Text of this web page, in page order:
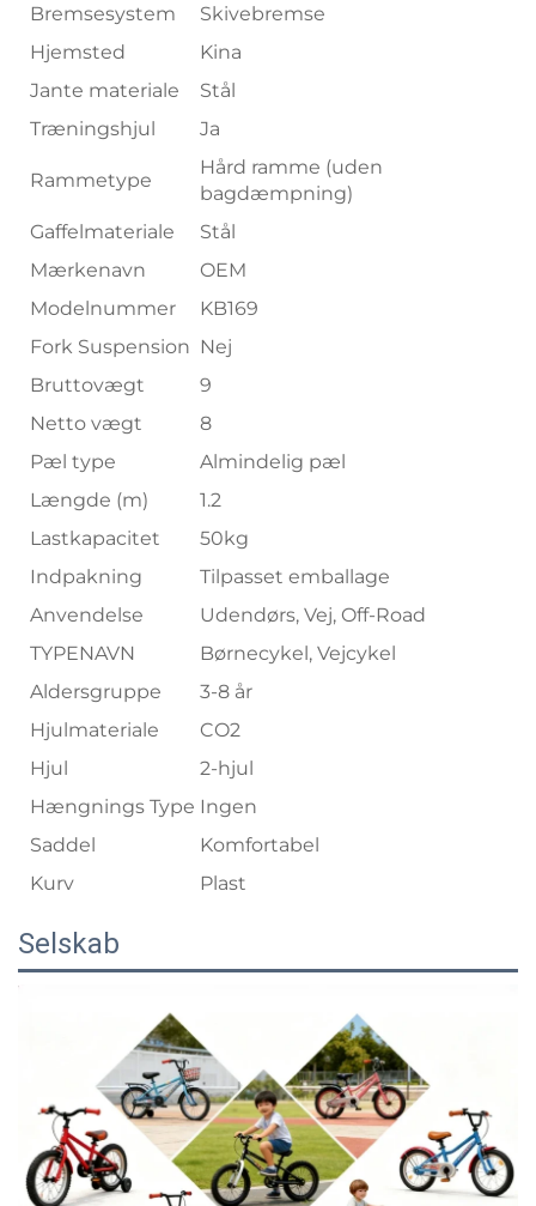
Bremsesystem
Skivebremse
Hjemsted
Kina
Jante materiale
Stål
Træningshjul
Ja
Rammetype
Hård ramme (uden
bagdæmpning)
Gaffelmateriale
Stål
Mærkenavn
OEM
Modelnummer
KB169
Fork Suspension Nej
Bruttovægt
9
Netto vægt
8
Pæl type
Almindelig pæl
Længde (m)
1.2
Lastkapacitet
50kg
Indpakning
Tilpasset emballage
Anvendelse
Udendørs, Vej, Off-Road
TYPENAVN
Børnecykel, Vejcykel
Aldersgruppe
3-8 år
Hjulmateriale
CO2
Hjul
2-hjul
Hængnings Type Ingen
Saddel
Komfortabel
Kurv
Plast
Selskab